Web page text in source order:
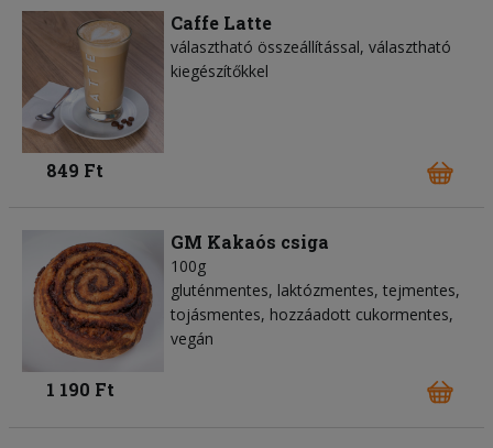
Caffe Latte
választható összeállítással, választható
kiegészítőkkel
849 Ft
GM Kakaós csiga
100g
gluténmentes, laktózmentes, tejmentes,
tojásmentes, hozzáadott cukormentes,
vegán
1 190 Ft